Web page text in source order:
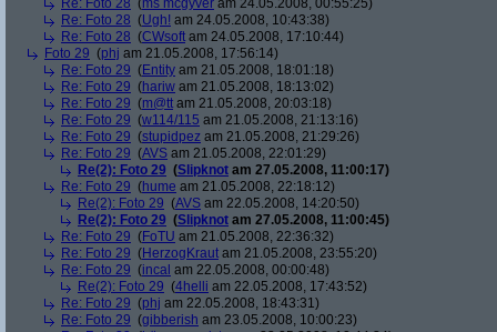
Re: Foto 28 (ms mcgyver am 24.05.2008, 00:55:25)
Re: Foto 28 (Ugh! am 24.05.2008, 10:43:38)
Re: Foto 28 (CWsoft am 24.05.2008, 17:10:44)
Foto 29 (phj am 21.05.2008, 17:56:14)
Re: Foto 29 (Entity am 21.05.2008, 18:01:18)
Re: Foto 29 (hariw am 21.05.2008, 18:13:02)
Re: Foto 29 (m@tt am 21.05.2008, 20:03:18)
Re: Foto 29 (w114/115 am 21.05.2008, 21:13:16)
Re: Foto 29 (stupidpez am 21.05.2008, 21:29:26)
Re: Foto 29 (AVS am 21.05.2008, 22:01:29)
Re(2): Foto 29 (Slipknot am 27.05.2008, 11:00:17)
Re: Foto 29 (hume am 21.05.2008, 22:18:12)
Re(2): Foto 29 (AVS am 22.05.2008, 14:20:50)
Re(2): Foto 29 (Slipknot am 27.05.2008, 11:00:45)
Re: Foto 29 (FoTU am 21.05.2008, 22:36:32)
Re: Foto 29 (HerzogKraut am 21.05.2008, 23:55:20)
Re: Foto 29 (incal am 22.05.2008, 00:00:48)
Re(2): Foto 29 (4helli am 22.05.2008, 17:43:52)
Re: Foto 29 (phj am 22.05.2008, 18:43:31)
Re: Foto 29 (gibberish am 23.05.2008, 10:00:23)